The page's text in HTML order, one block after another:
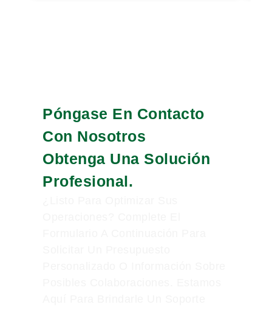
Póngase En Contacto
Con Nosotros
Obtenga Una Solución
Profesional.